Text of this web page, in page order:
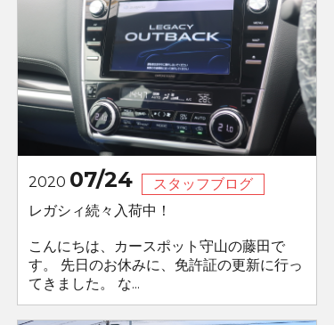
2020 07/24
スタッフブログ
レガシィ続々入荷中！
こんにちは、カースポット守山の藤田で
す。 先日のお休みに、免許証の更新に行っ
てきました。 な...